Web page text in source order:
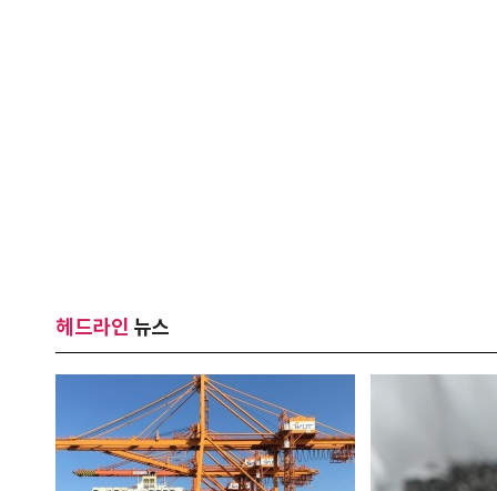
헤드라인 뉴스